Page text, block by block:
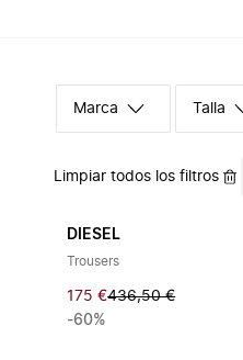
Marca Talla
Limpiar todos los filtros
DIESEL
Trousers
175 €436,50 €
-60%